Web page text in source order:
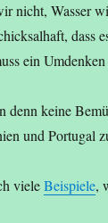
nicht, Wasser
dass
ein
denn keine
und Portugal
vieleBeispiele,